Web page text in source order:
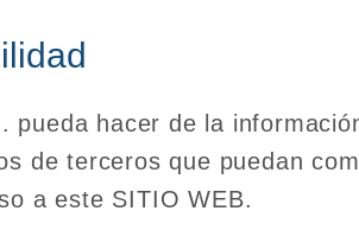
pueda hacer de la
de terceros que puedan
a este SITIO WEB.